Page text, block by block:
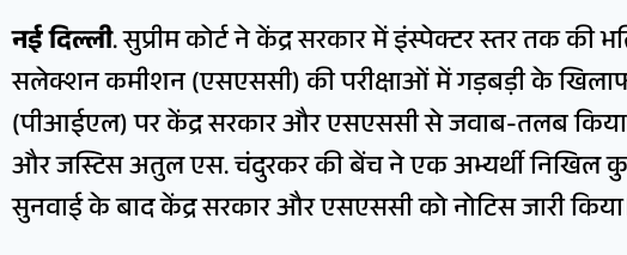
नई दिल्ली. सुप्रीम कोर्ट ने केंद्र सरकार में इंस्पेक्टर स्तर तक की
सलेक्शन कमीशन (एसएससी) की परीक्षाओं में गड़बड़ी के
(पीआईएल) पर केंद्र सरकार और एसएससी से जवाब-तलब किया
और जस्टिस अतुल एस. चंदुरकर की बेंच ने एक अभ्यर्थी निखिल
सुनवाई के बाद केंद्र सरकार और एसएससी को नोटिस जारी